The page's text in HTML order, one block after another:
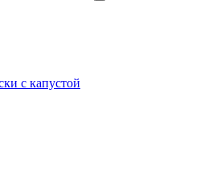
с капустой